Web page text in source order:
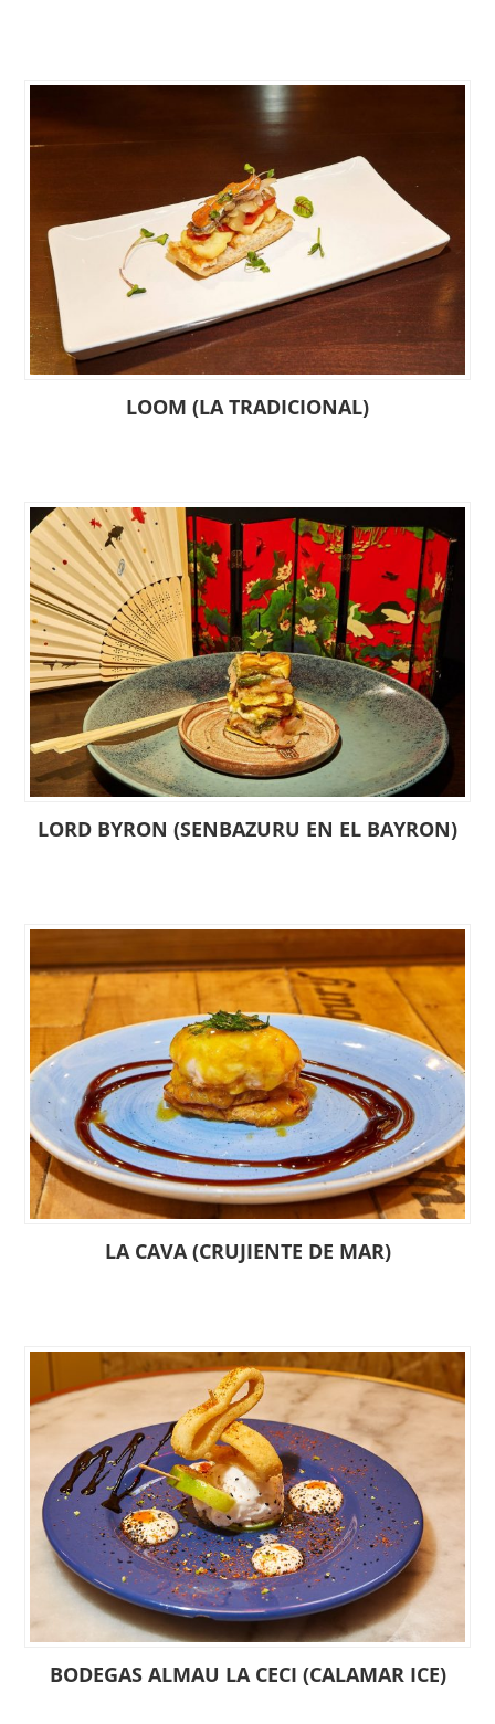
LOOM (LA TRADICIONAL)
LORD BYRON (SENBAZURU EN EL BAYRON)
LA CAVA (CRUJIENTE DE MAR)
BODEGAS ALMAU LA CECI (CALAMAR ICE)